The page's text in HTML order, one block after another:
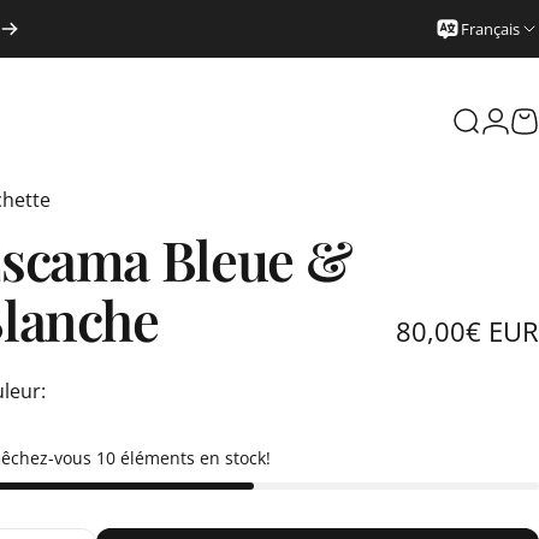
Français
Bleue &
80,00€ EUR
vous 10 éléments en stock!